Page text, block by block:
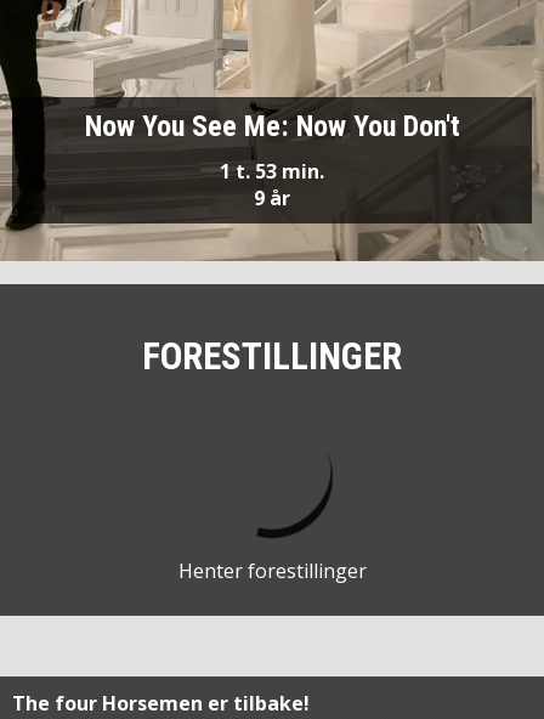
Now You See Me: Now You Don't
1 t. 53 min.
9 år
FORESTILLINGER
Henter forestillinger
The four Horsemen er tilbake!